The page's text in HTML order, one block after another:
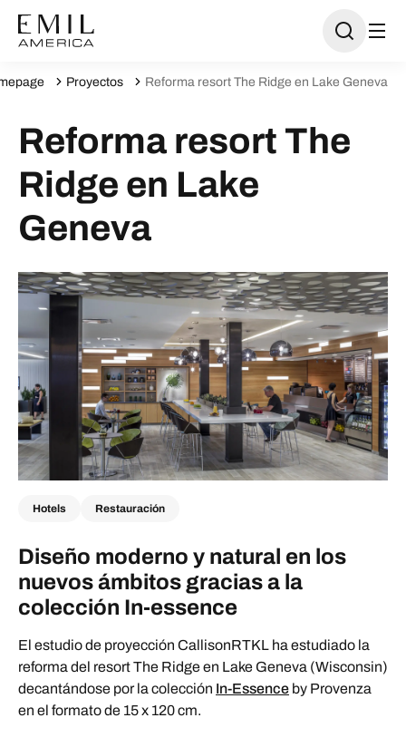
Proyectos Reforma resort The Ridge en Lake Geneva
Reforma resort The
Ridge en Lake
Geneva
Hotels Restauración
Diseño moderno y natural en los
nuevos ámbitos gracias a la
colección In-essence
El estudio de proyección CallisonRTKL ha estudiado la
reforma del resort The Ridge en Lake Geneva (Wisconsin)
decantándose por la colección In-Essence by Provenza
en el formato de 15 x 120 cm.